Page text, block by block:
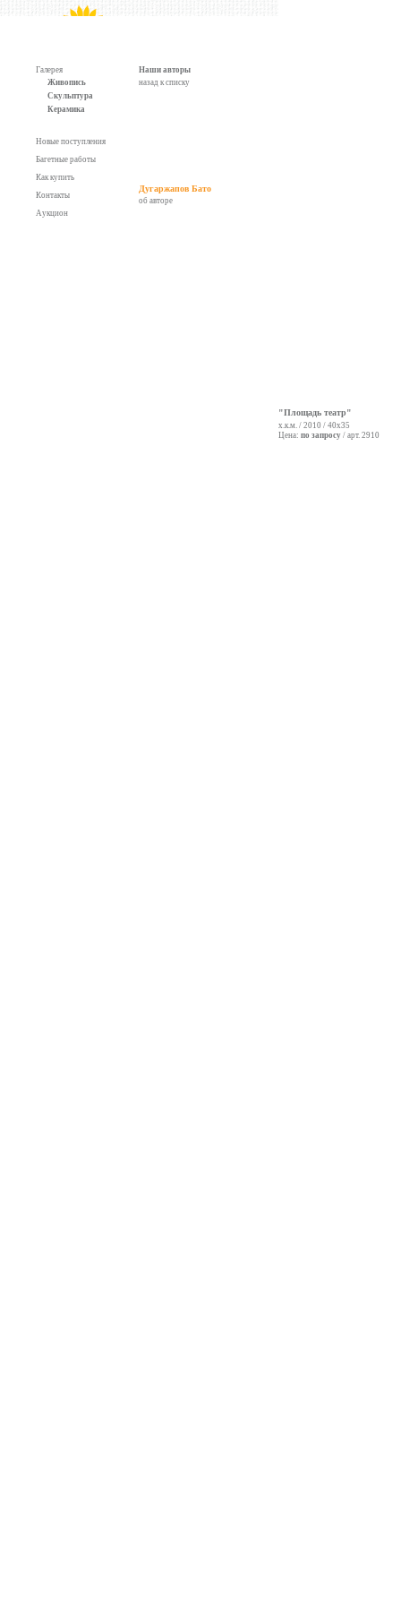
Галерея
Живопись
Скульптура
Керамика
Новые поступления
Багетные работы
Как купить
Контакты
Аукцион
Наши авторы
назад к списку
Дугаржапов Бато
об авторе
"Площадь театр"
х.к.м. / 2010 / 40х35
Цена: по запросу / арт. 2910